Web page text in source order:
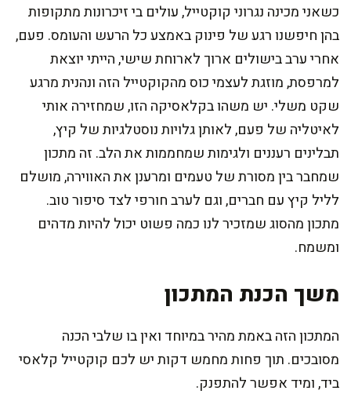
כשאני מכינה נגרוני קוקטייל, עולים בי זיכרונות מתקופות
בהן חיפשנו רגע של פינוק באמצע כל הרעש והעומס. פעם,
אחרי ערב בישולים ארוך לארוחת שישי, הייתי יוצאת
למרפסת, מוזגת לעצמי כוס מהקוקטייל הזה ונהנית מרגע
שקט משלי. יש משהו בקלאסיקה הזו, שמחזירה אותי
לאיטליה של פעם, לאותן גלויות נוסטלגיות של קיץ,
תבלינים רעננים ולגימות שמחממות את הלב. זה מתכון
שמחבר בין מסורת של טעמים ומרענן את האווירה, מושלם
לליל קיץ עם חברים, וגם לערב חורפי לצד סיפור טוב.
מתכון מהסוג שמזכיר לנו כמה פשוט יכול להיות מדהים
ומשמח.
משך הכנת המתכון
המתכון הזה באמת מהיר במיוחד ואין בו שלבי הכנה
מסובכים. תוך פחות מחמש דקות יש לכם קוקטייל קלאסי
ביד, ומיד אפשר להתפנק.